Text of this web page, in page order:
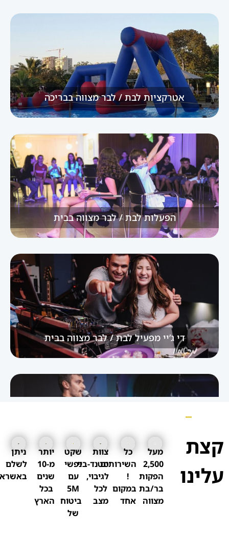
אטרקציות לבת / לבר מצווה בבריכה
הפעלות לבת / לבר מצווה בבית
די ג’יי מפעיל לבת / לבר מצווה בבית
סטטיק ובן אל תבורי הזמנת הופעה
קצת
עלינו
מעל
2,500
הפקות
בר/בת
מצווה
כל
השירותים
!
במקום
אחד
צוות
סטנד-ביי
לגיבוי,
לכל
מצב
שקט
נפשי
עם
5M
ביטוח
של
יותר
מ-10
שנים
בכל
הארץ
ניתן
לשלם